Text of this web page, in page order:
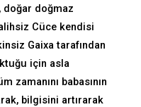
doğar doğmaz
Cüce kendisi
Gaixa tarafından
için asla
zamanını babasının
bilgisini artırarak